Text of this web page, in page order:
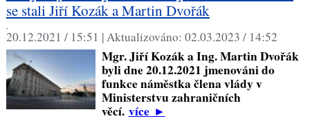
se stali Jiří Kozák a Martin Dvořák
20.12.2021 / 15:51 | Aktualizováno: 02.03.2023 / 14:52
Mgr. Jiří Kozák a Ing. Martin Dvořák
byli dne 20.12.2021 jmenováni do
funkce náměstka člena vlády v
Ministerstvu zahraničních
věcí. více►